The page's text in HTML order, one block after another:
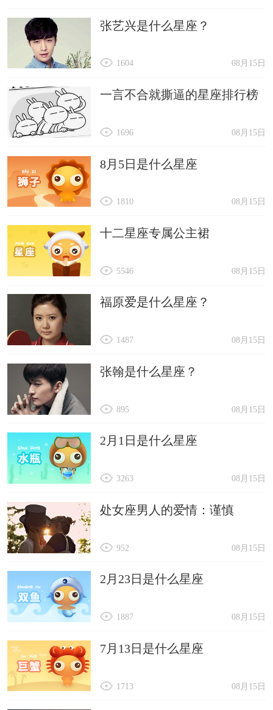
张艺兴是什么星座？
08月15日
1604
一言不合就撕逼的星座排行榜
08月15日
1696
8月5日是什么星座
08月15日
1810
十二星座专属公主裙
08月15日
5546
福原爱是什么星座？
08月15日
1487
张翰是什么星座？
08月15日
895
2月1日是什么星座
08月15日
3263
处女座男人的爱情：谨慎
08月15日
952
2月23日是什么星座
08月15日
1887
7月13日是什么星座
08月15日
1713